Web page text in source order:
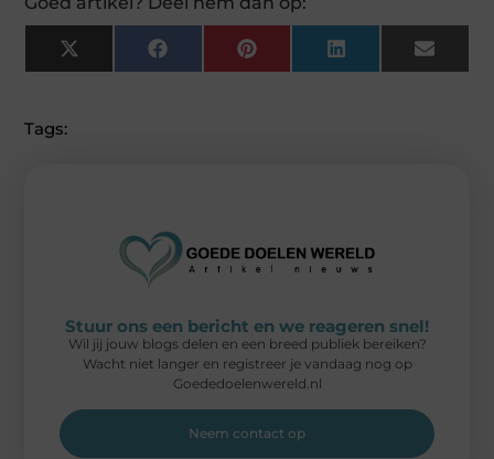
X
(Twitter)
FacebookPinterest LinkedIn Email
Tags:
Stuur ons een bericht en we reageren snel!
Wil jij jouw blogs delen en een breed publiek bereiken?
Wacht niet langer en registreer je vandaag nog op
Goededoelenwereld.nl
Neem contact op